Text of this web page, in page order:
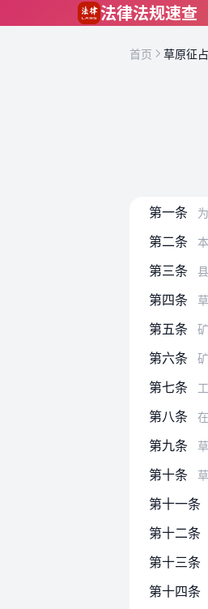
法律法规速查
首页 草原征
第一条
第二条
第三条
第四条
第五条
第六条
第七条
第八条
第九条
第十条
第十一条
第十二条
第十三条
第十四条